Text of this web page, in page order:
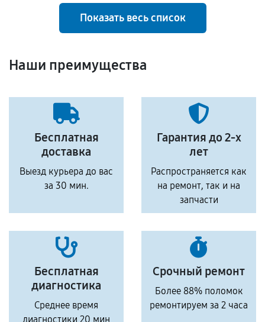
Показать весь список
Наши преимущества
Бесплатная
доставка
Выезд курьера до вас
за 30 мин.
Гарантия до 2-х
лет
Распространяется как
на ремонт, так и на
запчасти
Бесплатная
диагностика
Среднее время
диагностики 20 мин
Срочный ремонт
Более 88% поломок
ремонтируем за 2 часа